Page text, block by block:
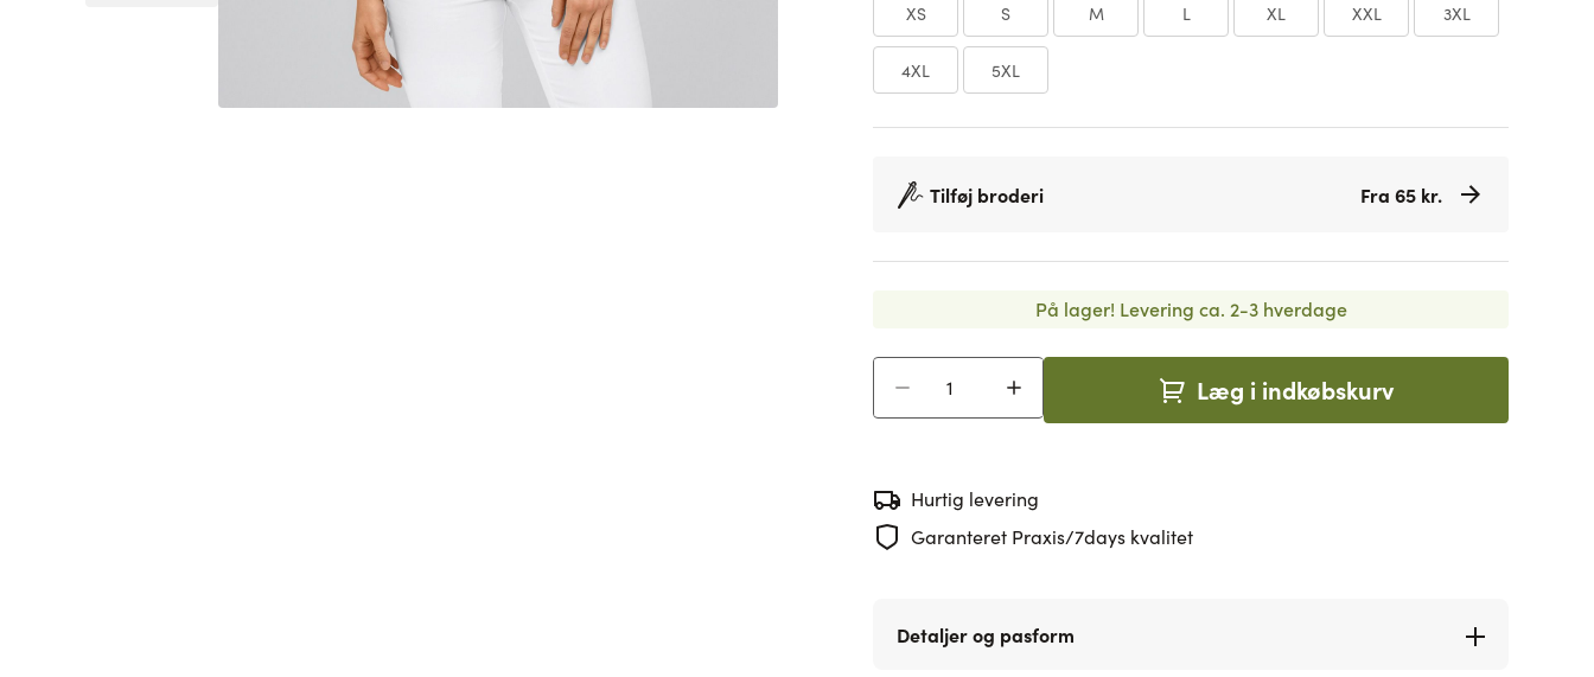
XS S M L XL XXL 3XL
4XL 5XL
Tilføj broderi Fra 65 kr.
På lager! Levering ca. 2-3 hverdage
Læg i indkøbskurv
Hurtig levering
Garanteret Praxis/7days kvalitet
Detaljer og pasform